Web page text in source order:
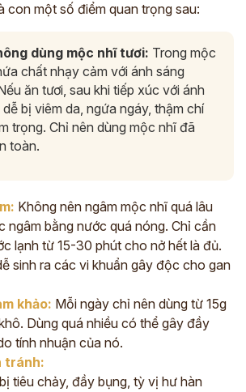
con một số điểm quan trọng sau:
dùng mộc nhĩ tươi: Trong mộc
chất nhạy cảm với ánh sáng
ăn tươi, sau khi tiếp xúc với ánh
bị viêm da, ngứa ngáy, thậm chí
trọng. Chỉ nên dùng mộc nhĩ đã
toàn.
Không nên ngâm mộc nhĩ quá lâu
ngâm bằng nước quá nóng. Chỉ cần
lạnh từ 15-30 phút cho nở hết là đủ.
sinh ra các vi khuẩn gây độc cho gan
khảo: Mỗi ngày chỉ nên dùng từ 15g
Dùng quá nhiều có thể gây đầy
tính nhuận của nó.
tránh:
tiêu chảy, đầy bụng, tỳ vị hư hàn